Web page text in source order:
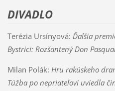
DIVADLO
Terézia Ursínyová: Ďalšia
Bystrici: Rozšantený Don
Milan Polák: Hru rakúskeho
Túžba po nepriateľovi uviedla